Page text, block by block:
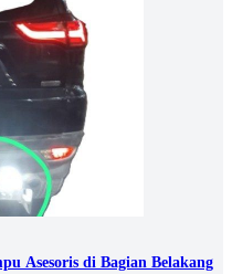
Asesoris di Bagian Belakang